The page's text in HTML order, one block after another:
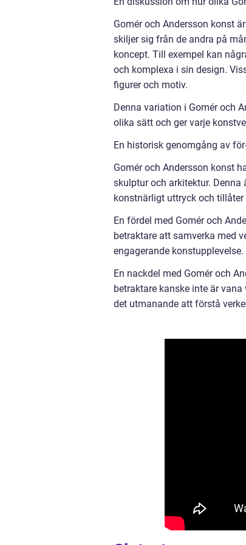
Gomér och Andersson konst
skiljer sig från de andra på
koncept. Till exempel kan
och komplexa i sin design.
figurer och motiv.
Denna variation i Gomér och
olika sätt och ger varje
En historisk genomgång av
Gomér och Andersson konst
skulptur och arkitektur.
konstnärligt uttryck och
En fördel med Gomér och
betraktare att samverka med
engagerande konstupplevelse.
En nackdel med Gomér och
betraktare kanske inte är
det utmanande att förstå